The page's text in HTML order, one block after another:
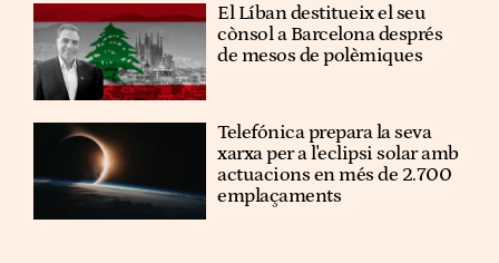
El Líban destitueix el seu
cònsol a Barcelona després
de mesos de polèmiques
Telefónica prepara la seva
xarxa per a l'eclipsi solar amb
actuacions en més de 2.700
emplaçaments